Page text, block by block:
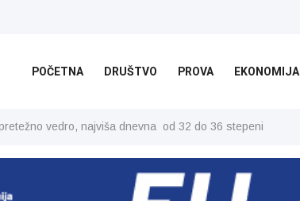
POČETNA DRUŠTVO PROVA EKONOMIJA
vedro, najviša dnevna od 32 do 36 stepeni